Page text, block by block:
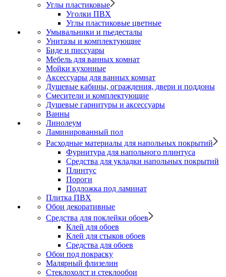
Углы пластиковые
Уголки ПВХ
Углы пластиковые цветные
Умывальники и пьедесталы
Унитазы и комплектующие
Биде и писсуары
Мебель для ванных комнат
Мойки кухонные
Аксессуары для ванных комнат
Душевые кабины, ограждения, двери и поддоны
Смесители и комплектующие
Душевые гарнитуры и аксессуары
Ванны
Линолеум
Ламинированный пол
Расходные материалы для напольных покрытий
Фурнитура для напольного плинтуса
Средства для укладки напольных покрытий
Плинтус
Пороги
Подложка под ламинат
Плитка ПВХ
Обои декоративные
Средства для поклейки обоев
Клей для обоев
Клей для стыков обоев
Средства для обоев
Обои под покраску
Малярный флизелин
Стеклохолст и стеклообои